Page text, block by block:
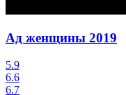
Ад женщины 2019
5.9
6.6
6.7